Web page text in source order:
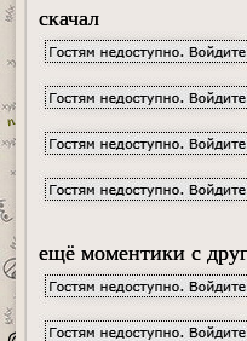
скачал
ещё моментики с